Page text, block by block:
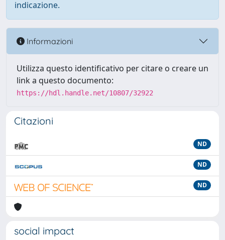
indicazione.
Informazioni
Utilizza questo identificativo per citare o creare un
link a questo documento:
https://hdl.handle.net/10807/32922
Citazioni
ND
ND
ND
social impact